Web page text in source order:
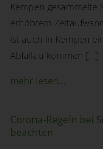
Kempen
erhöhtem
ist auch in Kempen
Abfallaufkommen […]
mehr lesen...
Corona-Regeln bei
beachten